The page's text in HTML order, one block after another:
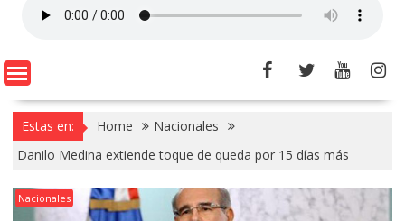
Estas en: Home
Nacionales
Danilo Medina extiende toque de queda por 15 días más
Nacionales